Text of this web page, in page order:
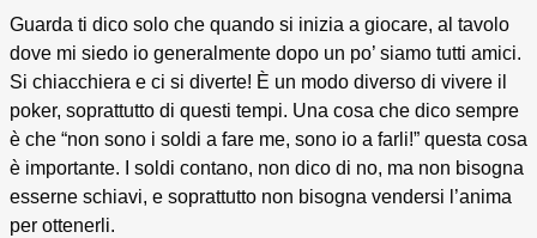
Guarda ti dico solo che quando si inizia a giocare, al tavolo
dove mi siedo io generalmente dopo un po’ siamo tutti amici.
Si chiacchiera e ci si diverte! È un modo diverso di vivere il
poker, soprattutto di questi tempi. Una cosa che dico sempre
è che “non sono i soldi a fare me, sono io a farli!” questa cosa
è importante. I soldi contano, non dico di no, ma non bisogna
esserne schiavi, e soprattutto non bisogna vendersi l’anima
per ottenerli.